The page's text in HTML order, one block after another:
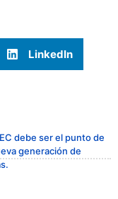
LinkedIn
debe ser el punto de
generación de